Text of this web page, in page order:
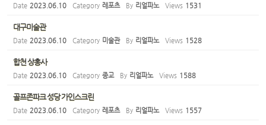
Date 2023.06.10 Category 레포츠 By 리얼파노 Views 1531
대구미술관
Date 2023.06.10 Category 미술관 By 리얼파노 Views 1528
합천 상홍사
Date 2023.06.10 Category 종교 By 리얼파노 Views 1588
골프존파크 성당 가인스크린
Date 2023.06.10 Category 레포츠 By 리얼파노 Views 1557